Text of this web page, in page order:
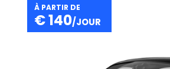
À PARTIR DE
€140/JOUR